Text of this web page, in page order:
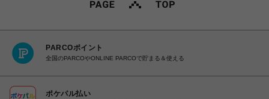
PARCOポイント
全国のPARCOやONLINE PARCOで貯まる＆使える
ポケパル払い